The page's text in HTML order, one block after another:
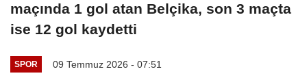
maçında 1 gol atan Belçika, son 3 maçta
ise 12 gol kaydetti
SPOR 09 Temmuz 2026 - 07:51